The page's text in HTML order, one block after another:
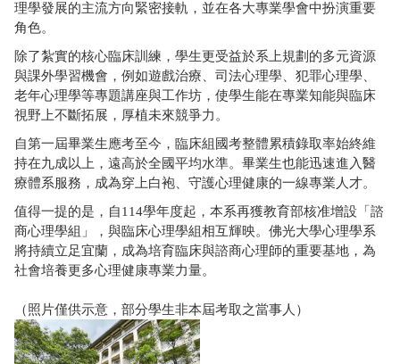
理學發展的主流方向緊密接軌，並在各大專業學會中扮演重要
角色。
除了紮實的核心臨床訓練，學生更受益於系上規劃的多元資源
與課外學習機會，例如遊戲治療、司法心理學、犯罪心理學、
老年心理學等專題講座與工作坊，使學生能在專業知能與臨床
視野上不斷拓展，厚植未來競爭力。
自第一屆畢業生應考至今，臨床組國考整體累積錄取率始終維
持在九成以上，遠高於全國平均水準。畢業生也能迅速進入醫
療體系服務，成為穿上白袍、守護心理健康的一線專業人才。
值得一提的是，自114學年度起，本系再獲教育部核准增設「諮
商心理學組」，與臨床心理學組相互輝映。佛光大學心理學系
將持續立足宜蘭，成為培育臨床與諮商心理師的重要基地，為
社會培養更多心理健康專業力量。
（照片僅供示意，部分學生非本屆考取之當事人）